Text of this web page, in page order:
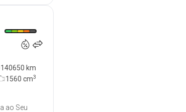
140650 km
1560 cm3
ao Seu